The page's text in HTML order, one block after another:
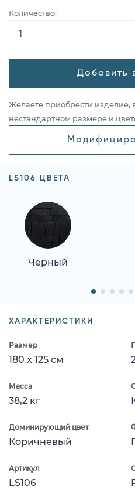
Количество:
Добавить
Желаете приобрести изделие,
нестандартном размере и
LS106 ЦВЕТА
Черный
ХАРАКТЕРИСТИКИ
Размер
180 x 125 см
Масса
38,2 кг
Доминирующий цвет
Коричневый
Артикул
LS106